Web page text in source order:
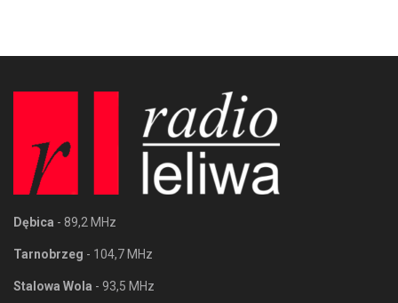
Dębica - 89,2 MHz
Tarnobrzeg - 104,7 MHz
Stalowa Wola - 93,5 MHz